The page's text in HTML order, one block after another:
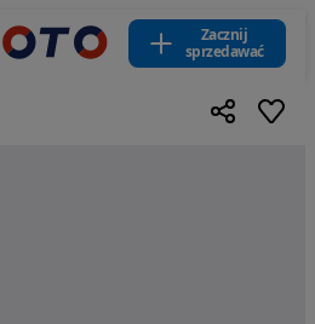
Zacznij
sprzedawać